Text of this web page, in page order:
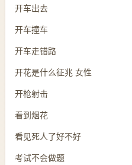
开车出去
开车撞车
开车走错路
开花是什么征兆 女性
开枪射击
看到烟花
看见死人了好不好
考试不会做题